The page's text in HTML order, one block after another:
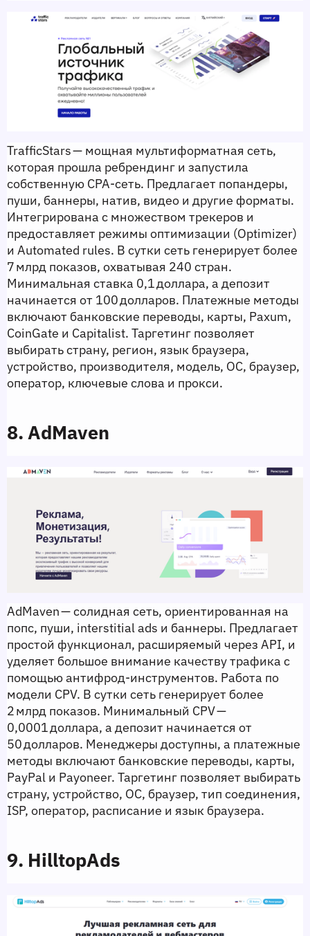
TrafficStars — мощная мультиформатная сеть,
которая прошла ребрендинг и запустила
собственную CPA‑сеть. Предлагает попандеры,
пуши, баннеры, натив, видео и другие форматы.
Интегрирована с множеством трекеров и
предоставляет режимы оптимизации (Optimizer)
и Automated rules. В сутки сеть генерирует более
7 млрд показов, охватывая 240 стран.
Минимальная ставка 0,1 доллара, а депозит
начинается от 100 долларов. Платежные методы
включают банковские переводы, карты, Paxum,
CoinGate и Capitalist. Таргетинг позволяет
выбирать страну, регион, язык браузера,
устройство, производителя, модель, ОС, браузер,
оператор, ключевые слова и прокси.
8. AdMaven
AdMaven — солидная сеть, ориентированная на
попс, пуши, interstitial ads и баннеры. Предлагает
простой функционал, расширяемый через API, и
уделяет большое внимание качеству трафика с
помощью антифрод‑инструментов. Работа по
модели CPV. В сутки сеть генерирует более
2 млрд показов. Минимальный CPV —
0,0001 доллара, а депозит начинается от
50 долларов. Менеджеры доступны, а платежные
методы включают банковские переводы, карты,
PayPal и Payoneer. Таргетинг позволяет выбирать
страну, устройство, ОС, браузер, тип соединения,
ISP, оператор, расписание и язык браузера.
9. HilltopAds